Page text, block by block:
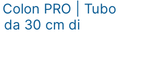
PRO | Tubo
da 30 cm di